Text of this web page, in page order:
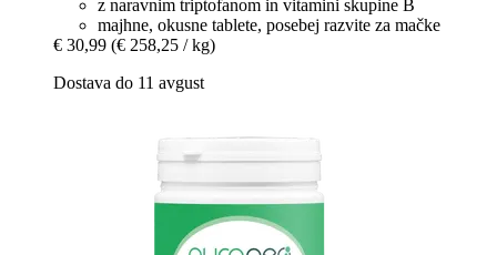
z naravnim triptofanom in vitamini skupine B
majhne, okusne tablete, posebej razvite za mačke
€ 30,99 (€ 258,25 / kg)
Dostava do 11 avgust